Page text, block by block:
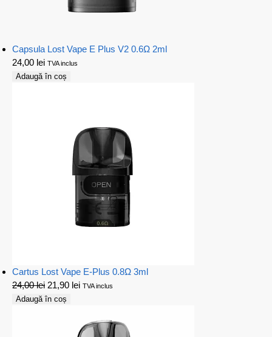
Capsula Lost Vape E Plus V2 0.6Ω 2ml
24,00 lei TVA inclus
Adaugă în coș
Cartus Lost Vape E-Plus 0.8Ω 3ml
24,00lei 21,90 lei TVA inclus
Adaugă în coș